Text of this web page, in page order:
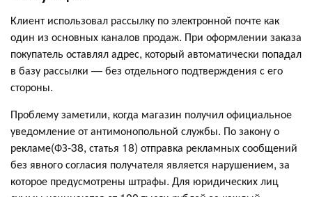
Клиент использовал рассылку по электронной почте как
один из основных каналов продаж. При оформлении заказа
покупатель оставлял адрес, который автоматически попадал
в базу рассылки — без отдельного подтверждения с его
стороны.
Проблему заметили, когда магазин получил официальное
уведомление от антимонопольной службы. По закону о
рекламе(ФЗ-38, статья 18) отправка рекламных сообщений
без явного согласия получателя является нарушением, за
которое предусмотрены штрафы. Для юридических лиц